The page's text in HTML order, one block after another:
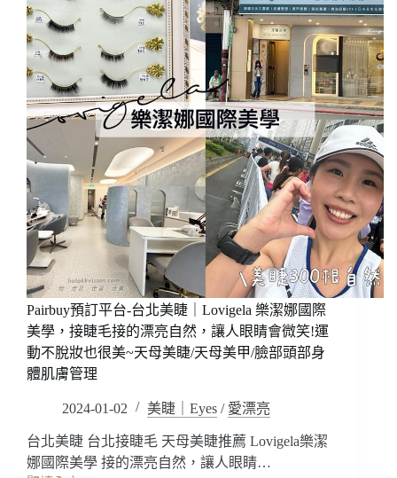
Pairbuy預訂平台-台北美睫｜Lovigela 樂潔娜國際
美學，接睫毛接的漂亮自然，讓人眼睛會微笑!運
動不脫妝也很美~天母美睫/天母美甲/臉部頭部身
體肌膚管理
2024-01-02 美睫｜Eyes / 愛漂亮
台北美睫 台北接睫毛 天母美睫推薦 Lovigela樂潔
娜國際美學 接的漂亮自然，讓人眼睛…